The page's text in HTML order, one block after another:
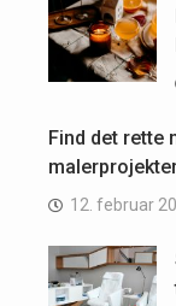
Find det rette
12. februar